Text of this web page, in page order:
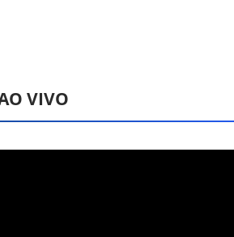
VIVO